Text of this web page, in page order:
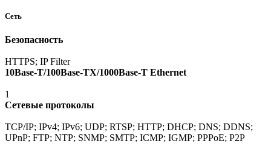
Сеть
Безопасность
HTTPS; IP Filter
10Base-T/100Base-TX/1000Base-T Ethernet
1
Сетевые протоколы
TCP/IP; IPv4; IPv6; UDP; RTSP; HTTP; DHCP; DNS; DDNS;
UPnP; FTP; NTP; SNMP; SMTP; ICMP; IGMP; PPPoE; P2P